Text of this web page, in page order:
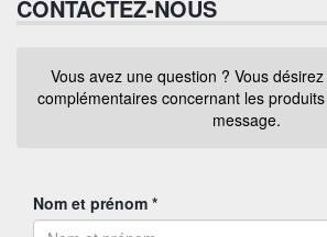
CONTACTEZ-NOUS
Vous avez une question ? Vous
complémentaires concernant les
message.
Nom et prénom *